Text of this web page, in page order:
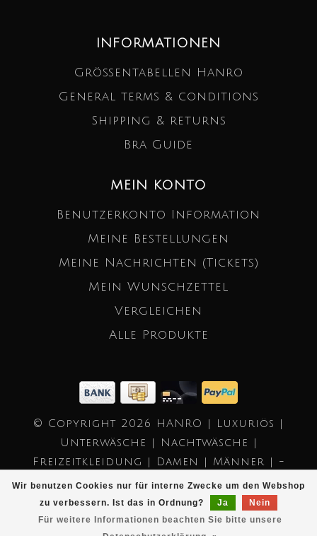
Wir benutzen Cookies nur für interne Zwecke um den Webshop
zu verbessern. Ist das in Ordnung?
Ja
Nein
Für weitere Informationen beachten Sie bitte unsere
INFORMATIONEN
Größentabellen Hanro
General terms & conditions
Shipping & returns
Bra Guide
MEIN KONTO
Benutzerkonto Information
Meine Bestellungen
Meine Nachrichten (Tickets)
Mein Wunschzettel
Vergleichen
Alle Produkte
© Copyright 2026 HANRO | Luxuriös |
Unterwäsche | Nachtwäsche |
Freizeitkleidung | Damen | Männer | -
Powered by
Lightspeed
- Theme by
Dyvelopment